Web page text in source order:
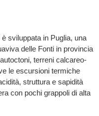
sviluppata in Puglia, una
delle Fonti in provincia
terreni calcareo-
le escursioni termiche
struttura e sapidità
con pochi grappoli di alta